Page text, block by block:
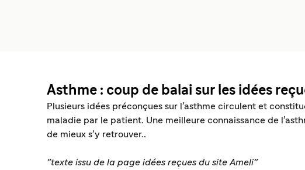
Asthme : coup de balai sur les idées
Plusieurs idées préconçues sur l’asthme circulent et
maladie par le patient. Une meilleure connaissance de
de mieux s’y retrouver..
"texte issu de la page idées reçues du site Ameli"